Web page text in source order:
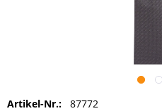
Artikel-Nr.: 87772